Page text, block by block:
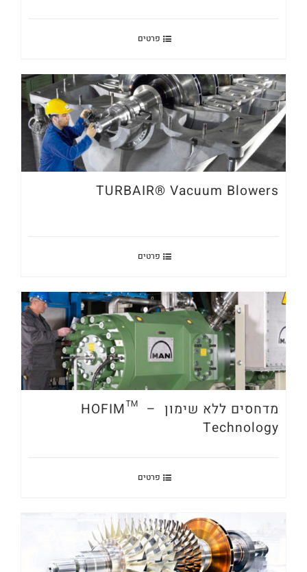
פרטים
TURBAIR® Vacuum Blowers
פרטים
מדחסים ללא שימון – HOFIM™
Technology
פרטים